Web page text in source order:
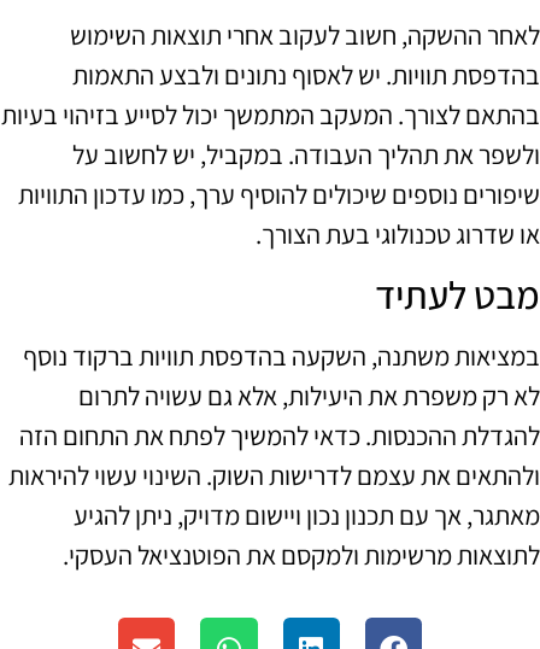
לאחר ההשקה, חשוב לעקוב אחרי תוצאות השימוש
בהדפסת תוויות. יש לאסוף נתונים ולבצע התאמות
בהתאם לצורך. המעקב המתמשך יכול לסייע בזיהוי בעיות
ולשפר את תהליך העבודה. במקביל, יש לחשוב על
שיפורים נוספים שיכולים להוסיף ערך, כמו עדכון התוויות
או שדרוג טכנולוגי בעת הצורך.
מבט לעתיד
במציאות משתנה, השקעה בהדפסת תוויות ברקוד נוסף
לא רק משפרת את היעילות, אלא גם עשויה לתרום
להגדלת ההכנסות. כדאי להמשיך לפתח את התחום הזה
ולהתאים את עצמם לדרישות השוק. השינוי עשוי להיראות
מאתגר, אך עם תכנון נכון ויישום מדויק, ניתן להגיע
לתוצאות מרשימות ולמקסם את הפוטנציאל העסקי.